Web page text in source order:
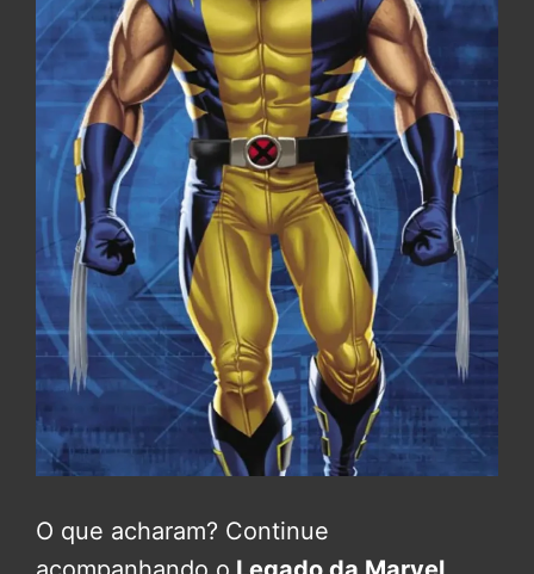
O que acharam? Continue